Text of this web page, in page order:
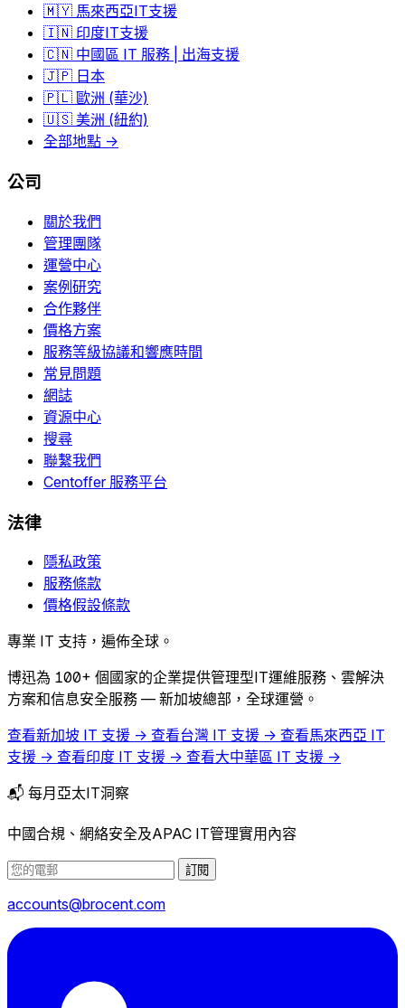
🇲🇾 馬來西亞IT支援
🇮🇳 印度IT支援
🇨🇳 中國區 IT 服務 | 出海支援
🇯🇵 日本
🇵🇱 歐洲 (華沙)
🇺🇸 美洲 (紐約)
全部地點 →
公司
關於我們
管理團隊
運營中心
案例研究
合作夥伴
價格方案
服務等級協議和響應時間
常見問題
網誌
資源中心
搜尋
聯繫我們
Centoffer 服務平台
法律
隱私政策
服務條款
價格假設條款
專業 IT 支持，遍佈全球。
博迅為 100+ 個國家的企業提供管理型IT運維服務、雲解決
方案和信息安全服務 — 新加坡總部，全球運營。
查看新加坡 IT 支援 → 查看台灣 IT 支援 → 查看馬來西亞 IT
支援 → 查看印度 IT 支援 → 查看大中華區 IT 支援 →
📬 每月亞太IT洞察
中國合規、網絡安全及APAC IT管理實用內容
訂閱
accounts@brocent.com